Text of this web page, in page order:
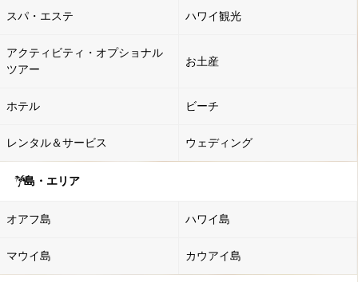
スパ・エステ ハワイ観光
アクティビティ・オプショナル
ツアー
お土産
ホテル ビーチ
レンタル＆サービス ウェディング
島・エリア
オアフ島 ハワイ島
マウイ島 カウアイ島